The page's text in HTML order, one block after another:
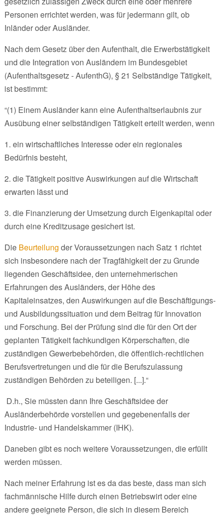
Personen errichtet werden, was für jedermann gilt, ob
Inländer oder Ausländer.
Nach dem Gesetz über den Aufenthalt, die Erwerbstätigkeit
und die Integration von Ausländern im Bundesgebiet
(Aufenthaltsgesetz - AufenthG), § 21 Selbständige Tätigkeit,
ist bestimmt:
“(1) Einem Ausländer kann eine Aufenthaltserlaubnis zur
Ausübung einer selbständigen Tätigkeit erteilt werden, wenn
1. ein wirtschaftliches Interesse oder ein regionales
Bedürfnis besteht,
2. die Tätigkeit positive Auswirkungen auf die Wirtschaft
erwarten lässt und
3. die Finanzierung der Umsetzung durch Eigenkapital oder
durch eine Kreditzusage gesichert ist.
Die Beurteilung der Voraussetzungen nach Satz 1 richtet
sich insbesondere nach der Tragfähigkeit der zu Grunde
liegenden Geschäftsidee, den unternehmerischen
Erfahrungen des Ausländers, der Höhe des
Kapitaleinsatzes, den Auswirkungen auf die Beschäftigungs-
und Ausbildungssituation und dem Beitrag für Innovation
und Forschung. Bei der Prüfung sind die für den Ort der
geplanten Tätigkeit fachkundigen Körperschaften, die
zuständigen Gewerbebehörden, die öffentlich-rechtlichen
Berufsvertretungen und die für die Berufszulassung
zuständigen Behörden zu beteiligen. [...].“
D.h., Sie müssten dann Ihre Geschäftsidee der
Ausländerbehörde vorstellen und gegebenenfalls der
Industrie- und Handelskammer (IHK).
Daneben gibt es noch weitere Voraussetzungen, die erfüllt
werden müssen.
Nach meiner Erfahrung ist es da das beste, dass man sich
fachmännische Hilfe durch einen Betriebswirt oder eine
andere geeignete Person, die sich in diesem Bereich